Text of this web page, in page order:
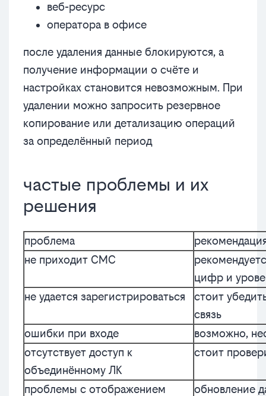
веб-ресурс
оператора в офисе
после удаления данные блокируются, а
получение информации о счёте и
настройках становится невозможным. При
удалении можно запросить резервное
копирование или детализацию операций
за определённый период
частые проблемы и их
решения
проблема
не приходит СМС
цифр и
не удается зарегистрироваться
стоит
связь
ошибки при входе
возможно,
отсутствует доступ к
объединённому ЛК
стоит
проблемы с отображением
обновление